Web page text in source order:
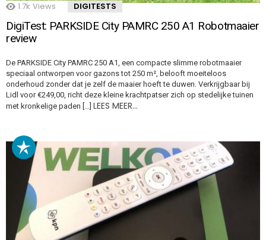
1.7k Views DIGITESTS
DigiTest: PARKSIDE City PAMRC 250 A1 Robotmaaier
review
De PARKSIDE City PAMRC 250 A1, een compacte slimme robotmaaier
speciaal ontworpen voor gazons tot 250 m², belooft moeiteloos
onderhoud zonder dat je zelf de maaier hoeft te duwen. Verkrijgbaar bij
Lidl voor €249,00, richt deze kleine krachtpatser zich op stedelijke tuinen
met kronkelige paden […] LEES MEER…